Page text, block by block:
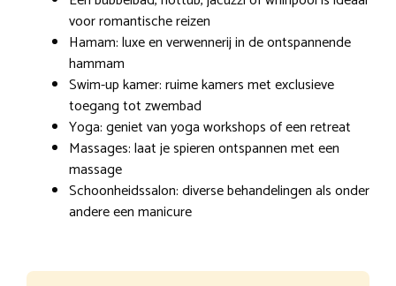
voor romantische reizen
Hamam: luxe en verwennerij in de ontspannende
hammam
Swim-up kamer: ruime kamers met exclusieve
toegang tot zwembad
Yoga: geniet van yoga workshops of een retreat
Massages: laat je spieren ontspannen met een
massage
Schoonheidssalon: diverse behandelingen als onder
andere een manicure